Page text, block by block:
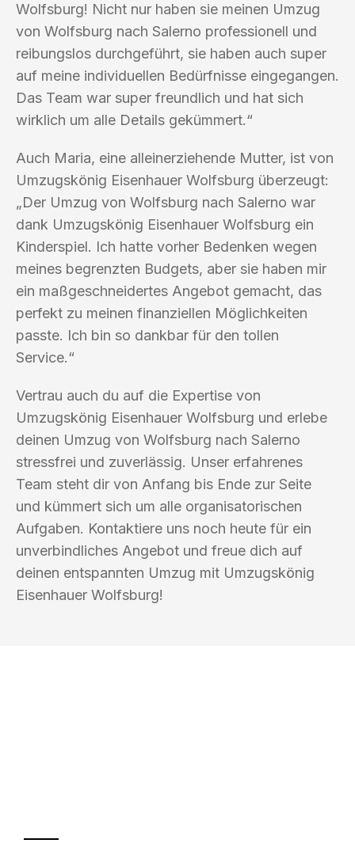
Wolfsburg! Nicht nur haben sie meinen Umzug
von Wolfsburg nach Salerno professionell und
reibungslos durchgeführt, sie haben auch super
auf meine individuellen Bedürfnisse eingegangen.
Das Team war super freundlich und hat sich
wirklich um alle Details gekümmert.“
Auch Maria, eine alleinerziehende Mutter, ist von
Umzugskönig Eisenhauer Wolfsburg überzeugt:
„Der Umzug von Wolfsburg nach Salerno war
dank Umzugskönig Eisenhauer Wolfsburg ein
Kinderspiel. Ich hatte vorher Bedenken wegen
meines begrenzten Budgets, aber sie haben mir
ein maßgeschneidertes Angebot gemacht, das
perfekt zu meinen finanziellen Möglichkeiten
passte. Ich bin so dankbar für den tollen
Service.“
Vertrau auch du auf die Expertise von
Umzugskönig Eisenhauer Wolfsburg und erlebe
deinen Umzug von Wolfsburg nach Salerno
stressfrei und zuverlässig. Unser erfahrenes
Team steht dir von Anfang bis Ende zur Seite
und kümmert sich um alle organisatorischen
Aufgaben. Kontaktiere uns noch heute für ein
unverbindliches Angebot und freue dich auf
deinen entspannten Umzug mit Umzugskönig
Eisenhauer Wolfsburg!